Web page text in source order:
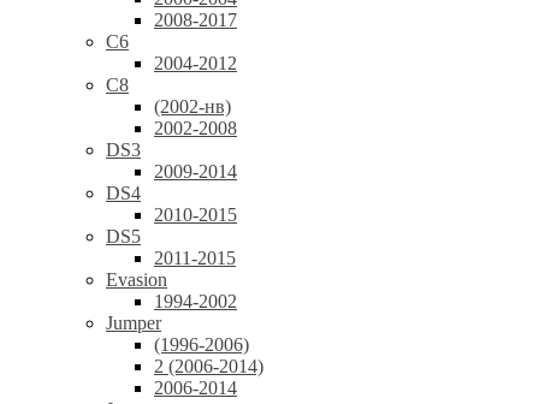
2008-2017
C6
2004-2012
C8
(2002-нв)
2002-2008
DS3
2009-2014
DS4
2010-2015
DS5
2011-2015
Evasion
1994-2002
Jumper
(1996-2006)
2 (2006-2014)
2006-2014